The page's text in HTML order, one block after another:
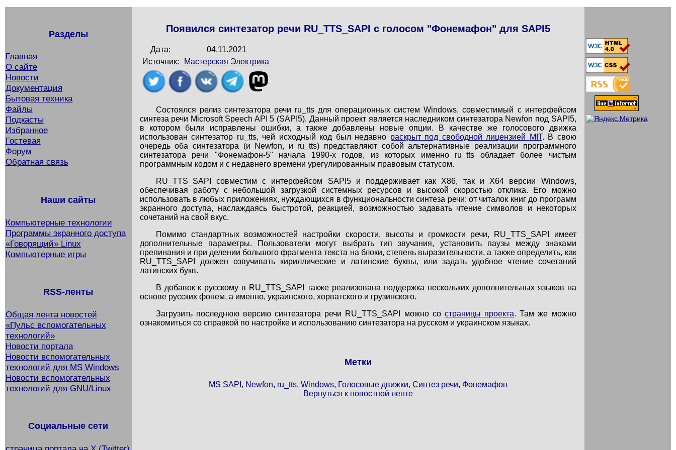
Разделы
Главная
О сайте
Новости
Документация
Бытовая техника
Файлы
Подкасты
Избранное
Гостевая
Форум
Обратная связь
Наши сайты
Компьютерные технологии
Программы экранного доступа
«Говорящий» Linux
Компьютерные игры
RSS-ленты
Общая лента новостей
«Пульс вспомогательных
технологий»
Новости портала
Новости вспомогательных
технологий для MS Windows
Новости вспомогательных
технологий для GNU/Linux
Социальные сети
Появился синтезатор речи RU_TTS_SAPI с голосом "Фонемафон" для SAPI5
Дата:
04.11.2021
Источник:
Мастерская Электрика
Состоялся релиз синтезатора речи ru_tts для операционных систем Windows, совместимый с интерфейсом
синтеза речи Microsoft Speech API 5 (SAPI5). Данный проект является наследником синтезатора Newfon под SAPI5,
в котором были исправлены ошибки, а также добавлены новые опции. В качестве же голосового движка
использован синтезатор ru_tts, чей исходный код был недавно раскрыт под свободной лицензией MIT. В свою
очередь оба синтезатора (и Newfon, и ru_tts) представляют собой альтернативные реализации программного
синтезатора речи "Фонемафон-5" начала 1990-х годов, из которых именно ru_tts обладает более чистым
программным кодом и с недавнего времени урегулированным правовым статусом.
RU_TTS_SAPI совместим с интерфейсом SAPI5 и поддерживает как X86, так и X64 версии Windows,
обеспечивая работу с небольшой загрузкой системных ресурсов и высокой скоростью отклика. Его можно
использовать в любых приложениях, нуждающихся в функциональности синтеза речи: от читалок книг до программ
экранного доступа, наслаждаясь быстротой, реакцией, возможностью задавать чтение символов и некоторых
сочетаний на свой вкус.
Помимо стандартных возможностей настройки скорости, высоты и громкости речи, RU_TTS_SAPI имеет
дополнительные параметры. Пользователи могут выбрать тип звучания, установить паузы между знаками
препинания и при делении большого фрагмента текста на блоки, степень выразительности, а также определить, как
RU_TTS_SAPI должен озвучивать кириллические и латинские буквы, или задать удобное чтение сочетаний
латинских букв.
В добавок к русскому в RU_TTS_SAPI также реализована поддержка нескольких дополнительных языков на
основе русских фонем, а именно, украинского, хорватского и грузинского.
Загрузить последнюю версию синтезатора речи RU_TTS_SAPI можно со страницы проекта. Там же можно
ознакомиться со справкой по настройке и использованию синтезатора на русском и украинском языках.
Метки
MS SAPI , Newfon, ru_tts, Windows, Голосовые движки, Синтез речи, Фонемафон
Вернуться к новостной ленте